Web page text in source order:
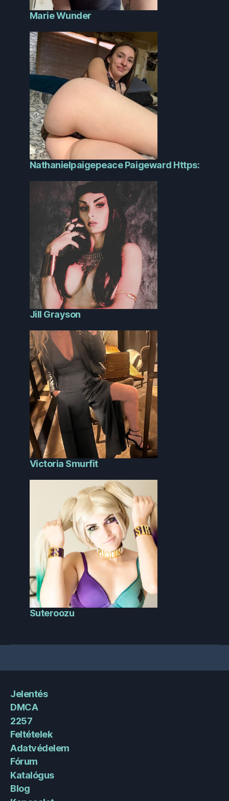
Marie Wunder
Nathanielpaigepeace Paigeward Https:
Jill Grayson
Victoria Smurfit
Suteroozu
Jelentés
DMCA
2257
Feltételek
Adatvédelem
Fórum
Katalógus
Blog